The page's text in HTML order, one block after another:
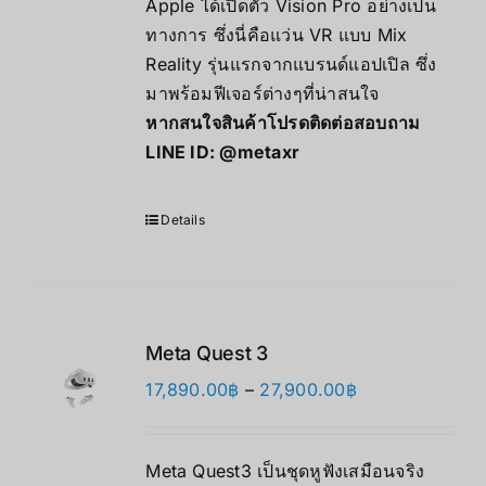
围：
118,000.00฿
至
124,000.00฿
Apple ได้เปิดตัว Vision Pro อย่างเป็น
ทางการ ซึ่งนี่คือแว่น VR แบบ Mix
Reality รุ่นแรกจากแบรนด์แอปเปิล ซึ่ง
มาพร้อมฟีเจอร์ต่างๆที่น่าสนใจ
หากสนใจสินค้าโปรดติดต่อสอบถาม
LINE ID:@metaxr
Details
Meta Quest 3
17,890.00฿ – 27,900.00฿价
围：
Meta Quest3 เป็นชุดหูฟังเสมือนจริง